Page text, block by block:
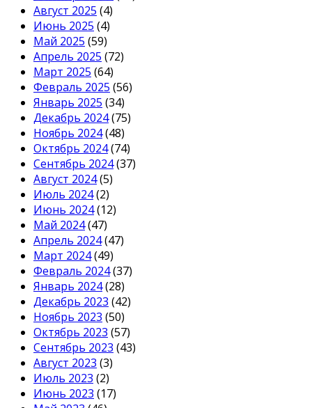
Август 2025 (4)
Июнь 2025 (4)
Май 2025 (59)
Апрель 2025 (72)
Март 2025 (64)
Февраль 2025 (56)
Январь 2025 (34)
Декабрь 2024(75)
Ноябрь 2024(48)
Октябрь 2024(74)
Сентябрь 2024(37)
Август 2024(5)
Июль 2024(2)
Июнь 2024(12)
Май 2024(47)
Апрель 2024(47)
Март 2024(49)
Февраль 2024(37)
Январь 2024(28)
Декабрь 2023 (42)
Ноябрь 2023 (50)
Октябрь 2023 (57)
Сентябрь 2023 (43)
Август 2023 (3)
Июль 2023 (2)
Июнь 2023 (17)